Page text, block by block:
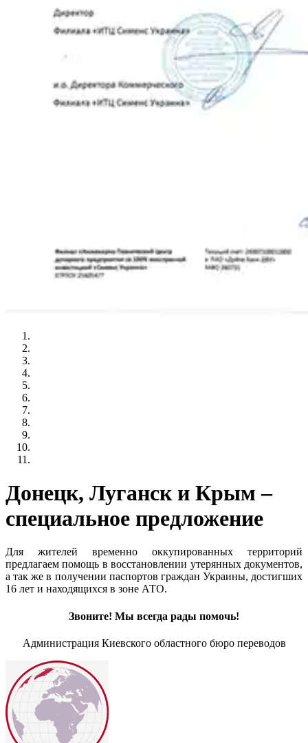
Донецк, Луганск и Крым –
специальное предложение
Для жителей временно оккупированных территорий
предлагаем помощь в восстановлении утерянных документов,
а так же в получении паспортов граждан Украины, достигших
16 лет и находящихся в зоне АТО.
Звоните! Мы всегда рады помочь!
Администрация Киевского областного бюро переводов